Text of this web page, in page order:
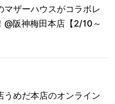
マザーハウスがコラボレ
@阪神梅田本店【2/10～
うめだ本店のオンライン